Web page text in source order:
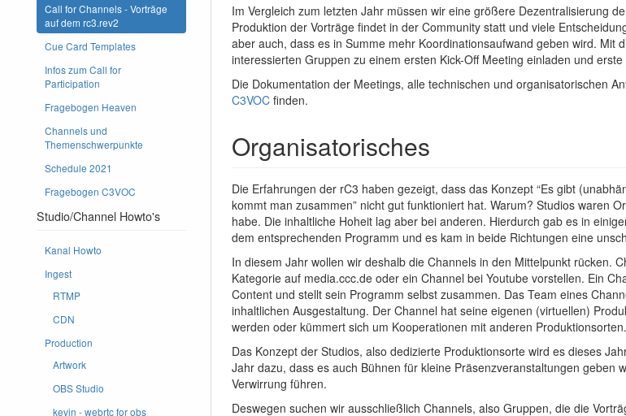
Call for Channels - Vorträge
auf dem rc3.rev2
Cue Card Templates
Infos zum Call for
Participation
Fragebogen Heaven
Channels und
Themenschwerpunkte
Schedule 2021
Fragebogen C3VOC
Studio/Channel Howto's
Kanal Howto
Ingest
RTMP
CDN
Production
Artwork
OBS Studio
kevin - webrtc for obs
Im Vergleich zum letzten Jahr müssen wir eine größere Dezentralisierung
Produktion der Vorträge findet in der Community statt und viele
aber auch, dass es in Summe mehr Koordinationsaufwand geben wird. Mit
interessierten Gruppen zu einem ersten Kick-Off Meeting einladen und
Die Dokumentation der Meetings, alle technischen und organisatorischen
C3VOC finden.
Organisatorisches
Die Erfahrungen der rC3 haben gezeigt, dass das Konzept “Es gibt
kommt man zusammen” nicht gut funktioniert hat. Warum? Studios waren
habe. Die inhaltliche Hoheit lag aber bei anderen. Hierdurch gab es in
dem entsprechenden Programm und es kam in beide Richtungen eine
In diesem Jahr wollen wir deshalb die Channels in den Mittelpunkt rücken.
Kategorie auf media.ccc.de oder ein Channel bei Youtube vorstellen. Ein
Content und stellt sein Programm selbst zusammen. Das Team eines
inhaltlichen Ausgestaltung. Der Channel hat seine eigenen (virtuellen)
werden oder kümmert sich um Kooperationen mit anderen Produktionsorten.
Das Konzept der Studios, also dedizierte Produktionsorte wird es dieses
Jahr dazu, dass es auch Bühnen für kleine Präsenzveranstaltungen
Verwirrung führen.
Deswegen suchen wir ausschließlich Channels, also Gruppen, die die